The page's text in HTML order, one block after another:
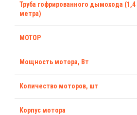
Труба гофрированного дымохода (1,4
метра)
МОТОР
Мощность мотора, Вт
Количество моторов, шт
Корпус мотора